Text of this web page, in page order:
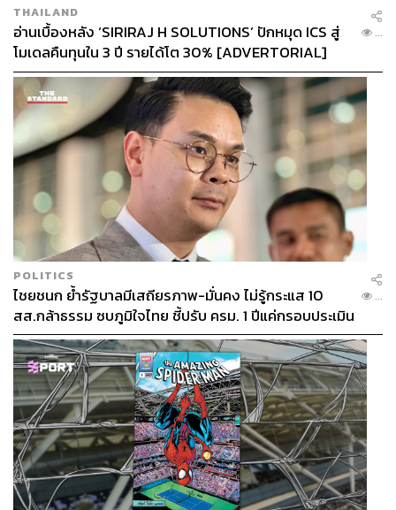
THAILAND
อ่านเบื้องหลัง ‘SIRIRAJ H SOLUTIONS’ ปักหมุด ICS สู่
โมเดลคืนทุนใน 3 ปี รายได้โต 30% [ADVERTORIAL]
...
POLITICS
ไชยชนก ย้ำรัฐบาลมีเสถียรภาพ-มั่นคง ไม่รู้กระแส 10
สส.กล้าธรรม ซบภูมิใจไทย ชี้ปรับ ครม. 1 ปีแค่กรอบประเมิน
โยนนายกฯ ตัดสินใจ
...